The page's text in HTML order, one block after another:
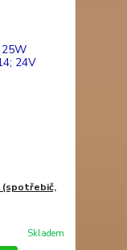
(spotřebič,
Skladem